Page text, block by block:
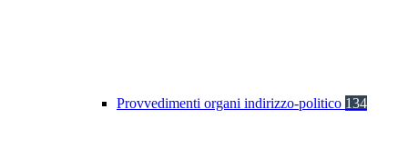
Provvedimenti organi indirizzo-politico 134